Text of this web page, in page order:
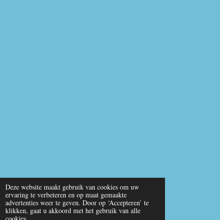
Deze website maakt gebruik van cookies om uw
ervaring te verbeteren en op maat gemaakte
advertenties weer te geven. Door op ‘Accepteren’ te
klikken, gaat u akkoord met het gebruik van alle